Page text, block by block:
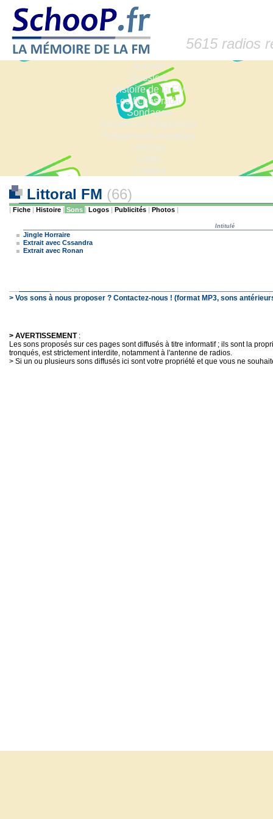
5615 radios
Accueil
Dossiers
Histoire de la FM
Les fiches radio
Sondages
Anciennes fréquences
Fréquences actuelles
Lexique
Liens
Contact
Littoral FM (66)
| Fiche | Histoire | Sons | Logos | Publicités | Photos |
Intitulé
Jingle Horraire
Extrait avec Cssandra
Extrait avec Ronan
> Vos sons à nous proposer ? Contactez-nous ! (format MP3, sons
> AVERTISSEMENT:
Les sons proposés sur ces pages sont diffusés à titre informatif ; ils sont la
tronqués, est strictement interdite, notamment à l'antenne de radios.
> Si un ou plusieurs sons diffusés ici sont votre propriété et que vous ne